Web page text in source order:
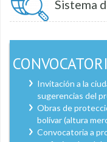
Sistema
Invitación a la
sugerencias del
Obras de
bolívar (altura
Convocatoria a